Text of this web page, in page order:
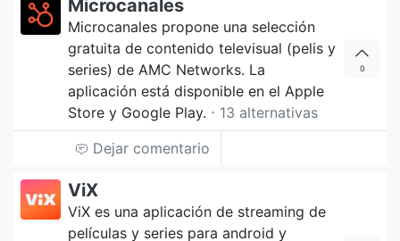
Microcanales
Microcanales propone una selección
gratuita de contenido televisual (pelis y
series) de AMC Networks. La
aplicación está disponible en el Apple
Store y Google Play. ⋅ 13 alternativas
0
Dejar comentario
ViX
ViX es una aplicación de streaming de
películas y series para android y